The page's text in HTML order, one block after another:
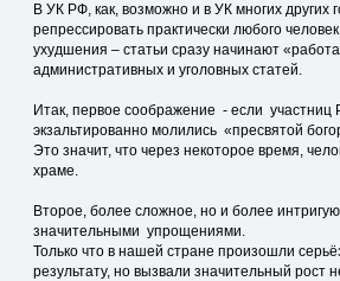
В УК РФ, как, возможно и в УК многих
репрессировать практически любого
ухудшения – статьи сразу начинают
административных и уголовных статей.
Итак, первое соображение - если участниц
экзальтированно молились «пресвятой
Это значит, что через некоторое время,
храме.
Второе, более сложное, но и более
значительными упрощениями.
Только что в нашей стране произошли
результату, но вызвали значительный